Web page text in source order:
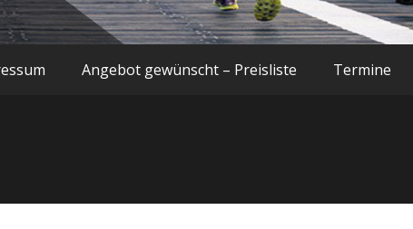
Angebot gewünscht – Preisliste Termine